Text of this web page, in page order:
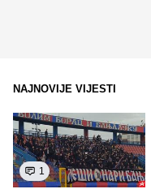
NAJNOVIJE VIJESTI
1